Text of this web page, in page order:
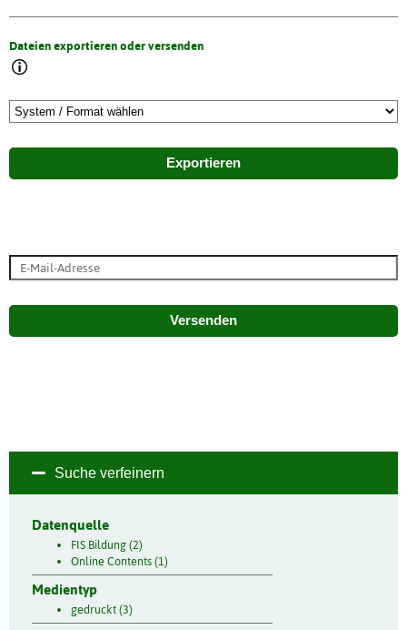
Dateien exportieren oder versenden
Exportieren
Versenden
Suche verfeinern
Datenquelle
FIS Bildung (2)
Online Contents (1)
Medientyp
gedruckt (3)